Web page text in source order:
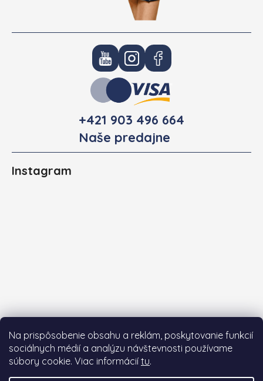
Na prispôsobenie obsahu a reklám, poskytovanie funkcií
sociálnych médií a analýzu návštevnosti používame
súbory cookie. Viac informácií tu.
+421 903 496 664
Naše predajne
Instagram